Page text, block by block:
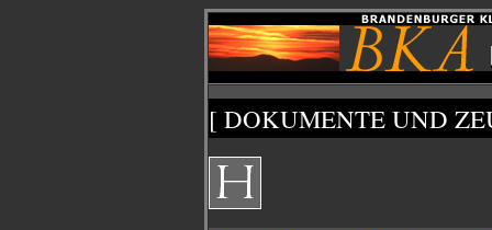
[ DOKUMENTE UND